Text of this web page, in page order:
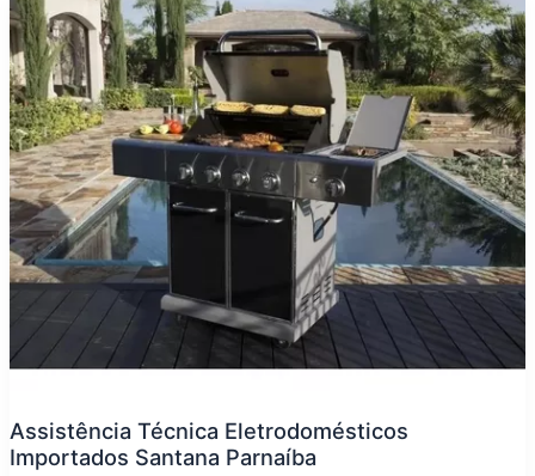
Assistência Técnica Eletrodomésticos
Importados Santana Parnaíba